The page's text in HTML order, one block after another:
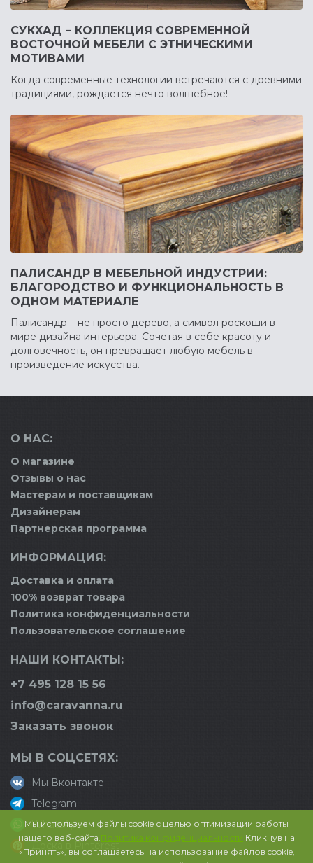
СУКХАД – КОЛЛЕКЦИЯ СОВРЕМЕННОЙ
ВОСТОЧНОЙ МЕБЕЛИ С ЭТНИЧЕСКИМИ
МОТИВАМИ
Когда современные технологии встречаются с древними
традициями, рождается нечто волшебное!
ПАЛИСАНДР В МЕБЕЛЬНОЙ ИНДУСТРИИ:
БЛАГОРОДСТВО И ФУНКЦИОНАЛЬНОСТЬ В
ОДНОМ МАТЕРИАЛЕ
Палисандр – не просто дерево, а символ роскоши в
мире дизайна интерьера. Сочетая в себе красоту и
долговечность, он превращает любую мебель в
произведение искусства.
О НАС:
О магазине
Отзывы о нас
Мастерам и поставщикам
Дизайнерам
Партнерская программа
ИНФОРМАЦИЯ:
Доставка и оплата
100% возврат товара
Политика конфиденциальности
Пользовательское соглашение
НАШИ КОНТАКТЫ:
+7 495 128 15 56
info@caravanna.ru
Заказать звонок
МЫ В СОЦСЕТЯХ:
Мы Вконтакте
Telegram
WhatsApp
Доска в Pinterest
Мы используем файлы cookie с целью оптимизации работы
нашего веб-сайта.Политика конфиденциальности Кликнув на
«Принять», вы соглашаетесь на использование файлов cookie,